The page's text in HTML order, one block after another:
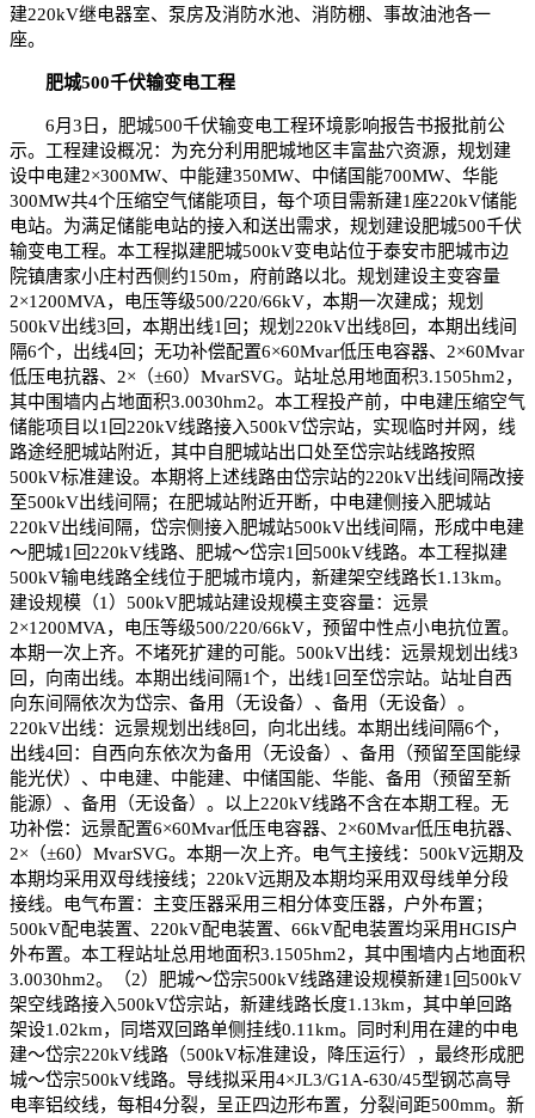
建220kV继电器室、泵房及消防水池、消防棚、事故油池各一
座。
肥城500千伏输变电工程
6月3日，肥城500千伏输变电工程环境影响报告书报批前公
示。工程建设概况：为充分利用肥城地区丰富盐穴资源，规划建
设中电建2×300MW、中能建350MW、中储国能700MW、华能
300MW共4个压缩空气储能项目，每个项目需新建1座220kV储能
电站。为满足储能电站的接入和送出需求，规划建设肥城500千伏
输变电工程。本工程拟建肥城500kV变电站位于泰安市肥城市边
院镇唐家小庄村西侧约150m，府前路以北。规划建设主变容量
2×1200MVA，电压等级500/220/66kV，本期一次建成；规划
500kV出线3回，本期出线1回；规划220kV出线8回，本期出线间
隔6个，出线4回；无功补偿配置6×60Mvar低压电容器、2×60Mvar
低压电抗器、2×（±60）MvarSVG。站址总用地面积3.1505hm2，
其中围墙内占地面积3.0030hm2。本工程投产前，中电建压缩空气
储能项目以1回220kV线路接入500kV岱宗站，实现临时并网，线
路途经肥城站附近，其中自肥城站出口处至岱宗站线路按照
500kV标准建设。本期将上述线路由岱宗站的220kV出线间隔改接
至500kV出线间隔；在肥城站附近开断，中电建侧接入肥城站
220kV出线间隔，岱宗侧接入肥城站500kV出线间隔，形成中电建
～肥城1回220kV线路、肥城～岱宗1回500kV线路。本工程拟建
500kV输电线路全线位于肥城市境内，新建架空线路长1.13km。
建设规模（1）500kV肥城站建设规模主变容量：远景
2×1200MVA，电压等级500/220/66kV，预留中性点小电抗位置。
本期一次上齐。不堵死扩建的可能。500kV出线：远景规划出线3
回，向南出线。本期出线间隔1个，出线1回至岱宗站。站址自西
向东间隔依次为岱宗、备用（无设备）、备用（无设备）。
220kV出线：远景规划出线8回，向北出线。本期出线间隔6个，
出线4回：自西向东依次为备用（无设备）、备用（预留至国能绿
能光伏）、中电建、中能建、中储国能、华能、备用（预留至新
能源）、备用（无设备）。以上220kV线路不含在本期工程。无
功补偿：远景配置6×60Mvar低压电容器、2×60Mvar低压电抗器、
2×（±60）MvarSVG。本期一次上齐。电气主接线：500kV远期及
本期均采用双母线接线；220kV远期及本期均采用双母线单分段
接线。电气布置：主变压器采用三相分体变压器，户外布置；
500kV配电装置、220kV配电装置、66kV配电装置均采用HGIS户
外布置。本工程站址总用地面积3.1505hm2，其中围墙内占地面积
3.0030hm2。（2）肥城～岱宗500kV线路建设规模新建1回500kV
架空线路接入500kV岱宗站，新建线路长度1.13km，其中单回路
架设1.02km，同塔双回路单侧挂线0.11km。同时利用在建的中电
建～岱宗220kV线路（500kV标准建设，降压运行），最终形成肥
城～岱宗500kV线路。导线拟采用4×JL3/G1A-630/45型钢芯高导
电率铝绞线，每相4分裂，呈正四边形布置，分裂间距500mm。新